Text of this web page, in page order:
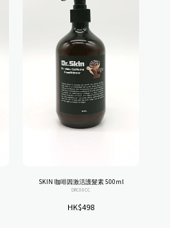
SKIN 咖啡因激活護髮素 500ml
DRC00CC
HK$498